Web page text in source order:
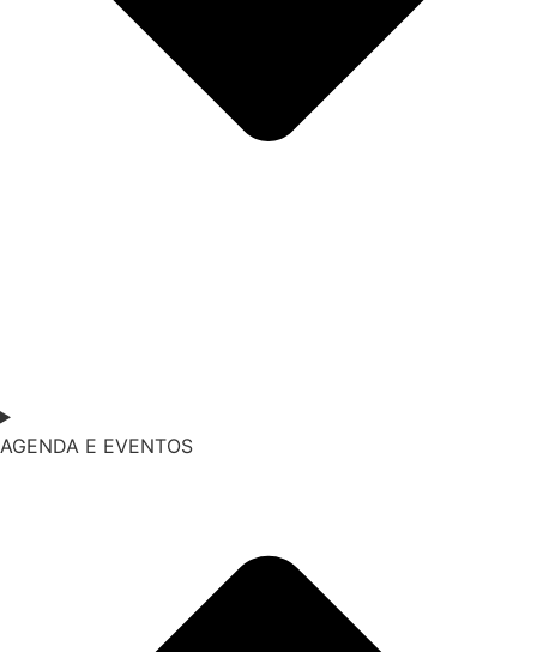
AGENDA E EVENTOS